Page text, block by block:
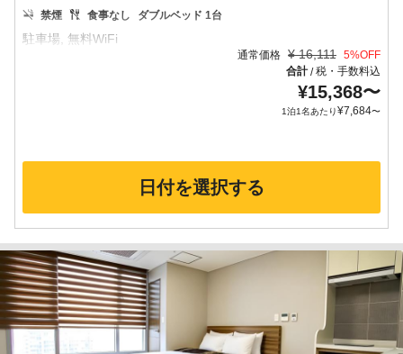
禁煙 食事なし ダブルベッド 1台
通常価格 ¥ 16,111 5%OFF
合計/税・手数料込
¥15,368〜
1泊1名あたり¥7,684〜
日付を選択する